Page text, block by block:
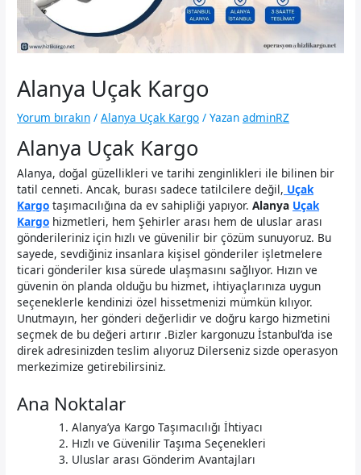
Alanya Uçak Kargo
Yorum bırakın /Alanya Uçak Kargo / Yazan adminRZ
Alanya Uçak Kargo
Alanya, doğal güzellikleri ve tarihi zenginlikleri ile bilinen bir
tatil cenneti. Ancak, burası sadece tatilcilere değil, Uçak
Kargo taşımacılığına da ev sahipliği yapıyor.Alanya Uçak
Kargo hizmetleri, hem Şehirler arası hem de uluslar arası
gönderileriniz için hızlı ve güvenilir bir çözüm sunuyoruz. Bu
sayede, sevdiğiniz insanlara kişisel gönderiler işletmelere
ticari gönderiler kısa sürede ulaşmasını sağlıyor. Hızın ve
güvenin ön planda olduğu bu hizmet, ihtiyaçlarınıza uygun
seçeneklerle kendinizi özel hissetmenizi mümkün kılıyor.
Unutmayın, her gönderi değerlidir ve doğru kargo hizmetini
seçmek de bu değeri artırır .Bizler kargonuzu İstanbul’da ise
direk adresinizden teslim alıyoruz Dilerseniz sizde operasyon
merkezimize getirebilirsiniz.
Ana Noktalar
Alanya’ya Kargo Taşımacılığı İhtiyacı
Hızlı ve Güvenilir Taşıma Seçenekleri
Uluslar arası Gönderim Avantajları